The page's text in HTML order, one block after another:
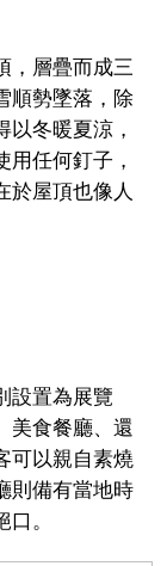
，層疊而成三
順勢墜落，除
冬暖夏涼，
任何釘子，
於屋頂也像人
設置為展覽
美食餐廳、還
可以親自素燒
則備有當地時
。